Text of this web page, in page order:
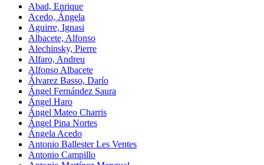
Abad, Enrique
Acedo, Ángela
Aguirre, Ignasi
Albacete, Alfonso
Alechinsky, Pierre
Alfaro, Andreu
Alfonso Albacete
Álvarez Basso, Darío
Ángel Fernández Saura
Ángel Haro
Ángel Mateo Charris
Ángel Pina Nortes
Ángela Acedo
Antonio Ballester Les Ventes
Antonio Campillo